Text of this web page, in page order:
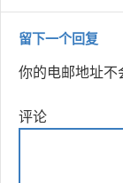
留下一个回复
你的电邮地址不
评论